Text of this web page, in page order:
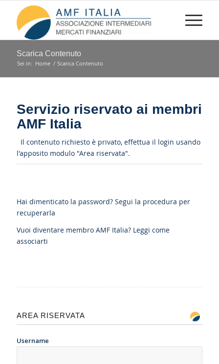
Scarica Contenuto
Sei in: Home / Scarica Contenuto
Servizio riservato ai membri
AMF Italia
Il contenuto richiesto è privato, effettua il login usando
l'apposito modulo "Area riservata".
Hai dimenticato la password? Segui la procedura per
recuperarla
Vuoi diventare membro AMF Italia? Leggi come
associarti
AREA RISERVATA
Username